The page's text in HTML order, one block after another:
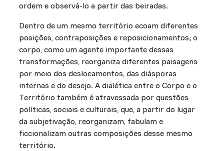
ordem e observá-lo a partir das beiradas.
Dentro de um mesmo território ecoam diferentes
posições, contraposições e reposicionamentos; o
corpo, como um agente importante dessas
transformações, reorganiza diferentes paisagens
por meio dos deslocamentos, das diásporas
internas e do desejo. A dialética entre o Corpo e o
Território também é atravessada por questões
políticas, sociais e culturais, que, a partir do lugar
da subjetivação, reorganizam, fabulam e
ficcionalizam outras composições desse mesmo
território.